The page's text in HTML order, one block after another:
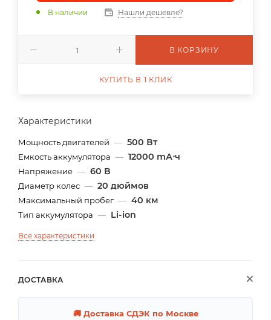
Характеристики
Мощность двигателей — 500 Вт
Емкость аккумулятора — 12000 mА⋅ч
Напряжение — 60 В
Диаметр колес — 20 дюймов
Максимальный пробег — 40 км
Тип аккумулятора — Li-ion
Все характеристики
ДОСТАВКА
🚚 Доставка СДЭК по Москве
В наличии
Нашли дешевле?
В КОРЗИНУ
КУПИТЬ В 1 КЛИК